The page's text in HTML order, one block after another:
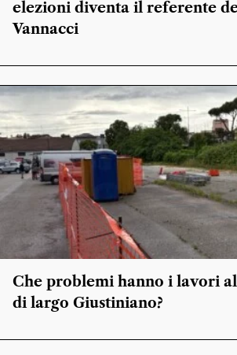
elezioni diventa il referente
Vannacci
Che problemi hanno i lavori
di largo Giustiniano?